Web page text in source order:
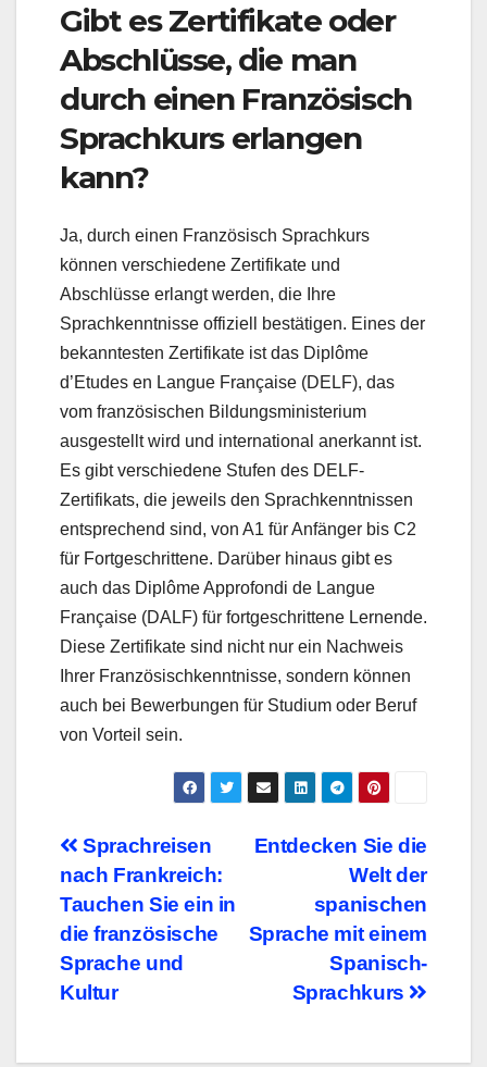
Gibt es Zertifikate oder
Abschlüsse, die man
durch einen Französisch
Sprachkurs erlangen
kann?
Ja, durch einen Französisch Sprachkurs
können verschiedene Zertifikate und
Abschlüsse erlangt werden, die Ihre
Sprachkenntnisse offiziell bestätigen. Eines der
bekanntesten Zertifikate ist das Diplôme
d’Etudes en Langue Française (DELF), das
vom französischen Bildungsministerium
ausgestellt wird und international anerkannt ist.
Es gibt verschiedene Stufen des DELF-
Zertifikats, die jeweils den Sprachkenntnissen
entsprechend sind, von A1 für Anfänger bis C2
für Fortgeschrittene. Darüber hinaus gibt es
auch das Diplôme Approfondi de Langue
Française (DALF) für fortgeschrittene Lernende.
Diese Zertifikate sind nicht nur ein Nachweis
Ihrer Französischkenntnisse, sondern können
auch bei Bewerbungen für Studium oder Beruf
von Vorteil sein.
Beitragsnavigation
Entdecken Sie die
Welt der
spanischen
Sprache mit einem
Spanisch-
Sprachkurs
Sprachreisen
nach Frankreich:
Tauchen Sie ein in
die französische
Sprache und
Kultur